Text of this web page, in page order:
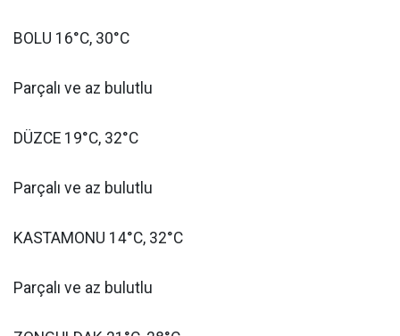
BOLU 16°C, 30°C
Parçalı ve az bulutlu
DÜZCE 19°C, 32°C
Parçalı ve az bulutlu
KASTAMONU 14°C, 32°C
Parçalı ve az bulutlu